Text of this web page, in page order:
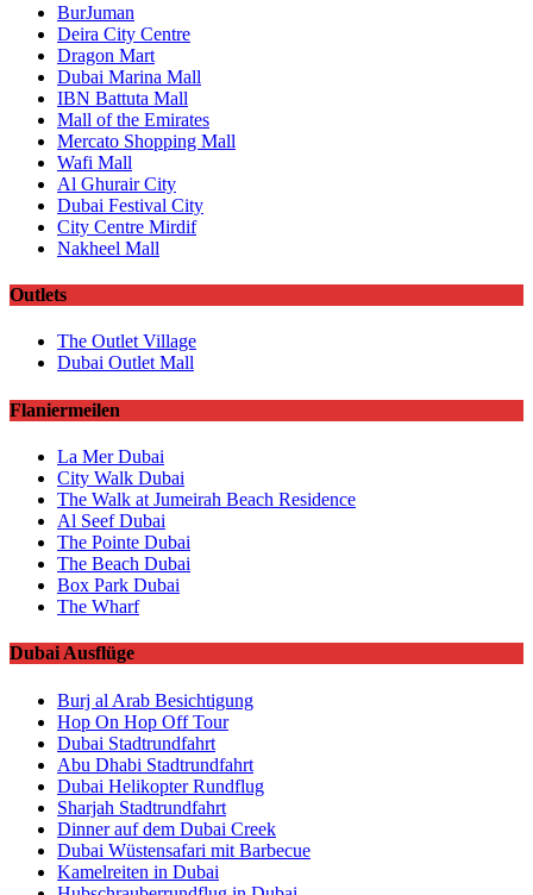
BurJuman
Deira City Centre
Dragon Mart
Dubai Marina Mall
IBN Battuta Mall
Mall of the Emirates
Mercato Shopping Mall
Wafi Mall
Al Ghurair City
Dubai Festival City
City Centre Mirdif
Nakheel Mall
Outlets
The Outlet Village
Dubai Outlet Mall
Flaniermeilen
La Mer Dubai
City Walk Dubai
The Walk at Jumeirah Beach Residence
Al Seef Dubai
The Pointe Dubai
The Beach Dubai
Box Park Dubai
The Wharf
Dubai Ausflüge
Burj al Arab Besichtigung
Hop On Hop Off Tour
Dubai Stadtrundfahrt
Abu Dhabi Stadtrundfahrt
Dubai Helikopter Rundflug
Sharjah Stadtrundfahrt
Dinner auf dem Dubai Creek
Dubai Wüstensafari mit Barbecue
Kamelreiten in Dubai